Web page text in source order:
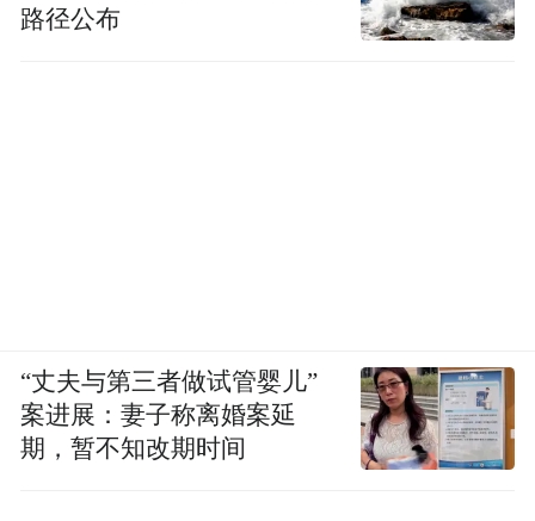
路径公布
“丈夫与第三者做试管婴儿”
案进展：妻子称离婚案延
期，暂不知改期时间